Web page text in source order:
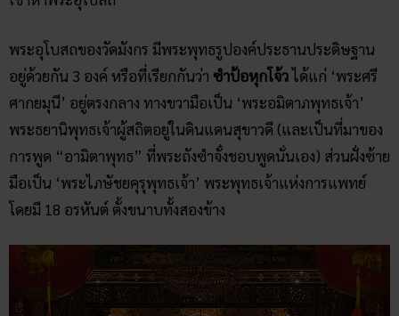
พระอุโบสถของวัดมังกร มีพระพุทธรูปองค์ประธานประดิษฐาน
อยู่ด้วยกัน 3 องค์ หรือที่เรียกกันว่า ซำป้อหุกโจ้วได้แก่ ‘พระศรี
ศากยมุนี’ อยู่ตรงกลาง ทางขวามือเป็น ‘พระอมิตาภพุทธเจ้า’
พระธยานิพุทธเจ้าผู้สถิตอยู่ในดินแดนสุขาวดี (และเป็นที่มาของ
การพูด “อามิตาพุทธ” ที่พระถังซำจั๋งชอบพูดนั่นเอง) ส่วนฝั่งซ้าย
มือเป็น ‘พระไภษัชยคุรุพุทธเจ้า’ พระพุทธเจ้าแห่งการแพทย์
โดยมี 18 อรหันต์ ตั้งขนาบทั้งสองข้าง